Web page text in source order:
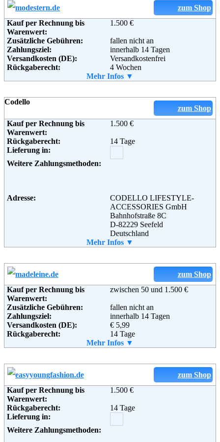
Weiterführende
Informationen:
Weitere Zahlungsmethoden:
Adresse:
Alba Moda GmbH
D-32108 Bad Salzuflen
Telefon:
+49(0) 0180-54 0 55
Email:
service@albamoda.de
Soziale Kanäle:
zum Shop
Kauf per Rechnung bis
Warenwert:
1.500 €
Zusätzliche Gebühren:
fallen nicht an
Zahlungsziel:
innerhalb 14 Tagen
Versandkosten (DE):
Versandkostenfrei
Rückgaberecht:
4 Wochen
Ja
Weitere Zahlungsmethoden:
Adresse:
Modestern GmbH
D-47447 Moers
Telefon:
Weiterführende
Blog
Mehr Infos ▼
zum Shop
Codello
Kauf per Rechnung bis
Warenwert:
1.500 €
Rückgaberecht:
14 Tage
Lieferung in:
Weitere Zahlungsmethoden:
Adresse:
CODELLO LIFESTYLE-
ACCESSORIES GmbH
Bahnhofstraße 8C
D-82229 Seefeld
Deutschland
+49 (0) 89 / 143 67 152 - 100
Weiterführende
Informationen:
Mehr Infos ▼
zum Shop
Kauf per Rechnung bis
Warenwert:
zwischen 50 und 1.500 €
Zusätzliche Gebühren:
fallen nicht an
Zahlungsziel:
innerhalb 14 Tagen
Versandkosten (DE):
€ 5,99
Rückgaberecht:
14 Tage
Ja
Weitere Zahlungsmethoden:
Adresse:
MADELEINE Mode GmbH
90513 Zirndorf
Telefon:
01805 300 800
Fax:
Mehr Infos ▼
zum Shop
Kauf per Rechnung bis
Warenwert:
1.500 €
Rückgaberecht:
14 Tage
Lieferung in:
Weitere Zahlungsmethoden: